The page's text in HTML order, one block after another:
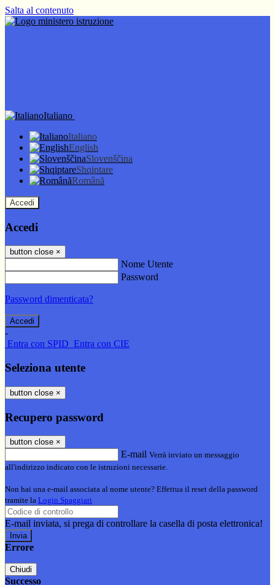
Salta al contenuto
Italiano
Italiano
English
Slovenščina
Shqiptare
Română
Accedi
Accedi
button close ×
Nome Utente
Password
Password dimenticata?
-
Entra con SPID Entra con CIE
Seleziona utente
button close ×
Recupero password
button close ×
E-mail Verrà inviato un messaggio
all'indirizzo indicato con le istruzioni necessarie.
Non hai una e-mail associata al nome utente? Effettua il reset della password
tramite la Login Spaggiari
E-mail inviata, si prega di controllare la casella di posta elettronica!
Errore
Chiudi
Successo